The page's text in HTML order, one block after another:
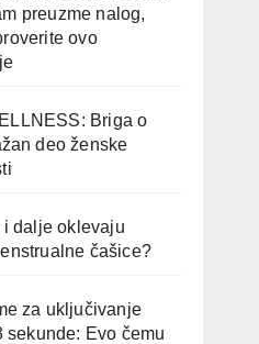
preuzme nalog,
ovo
Briga o
deo ženske
i dalje oklevaju
čašice?
za uključivanje
sekunde: Evo čemu